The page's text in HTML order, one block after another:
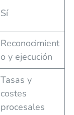
Sí
Reconocimient
o y ejecución
Tasas y
costes
procesales